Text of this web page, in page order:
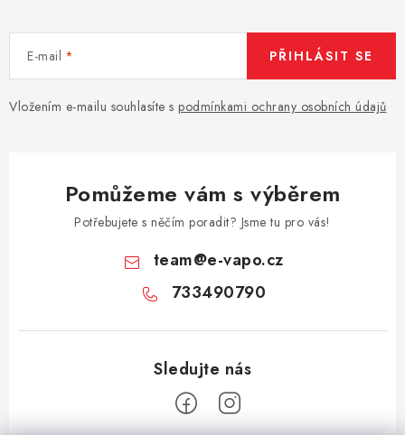
Vše o nákupu Jak reklamovat či vrátit zboží
Recenze
Kontakty
Prodejny Volná místa
E-mail
Vložením e-mailu souhlasíte s podmínkami ochrany osobních údajů
PŘIHLÁSIT SE
Pomůžeme vám s výběrem
Potřebujete s něčím poradit? Jsme tu pro vás!
team@e-vapo.cz
733490790